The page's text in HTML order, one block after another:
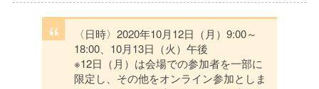
〈日時〉2020年10月12日（月）9:00～
18:00、10月13日（火）午後
※12日（月）は会場での参加者を一部に
限定し、その他をオンライン参加としま